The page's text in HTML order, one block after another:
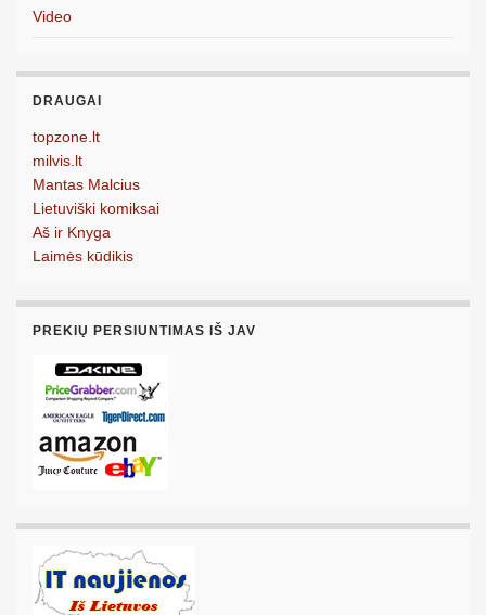
Video
DRAUGAI
topzone.lt
milvis.lt
Mantas Malcius
Lietuviški komiksai
Aš ir Knyga
Laimės kūdikis
PREKIŲ PERSIUNTIMAS IŠ JAV